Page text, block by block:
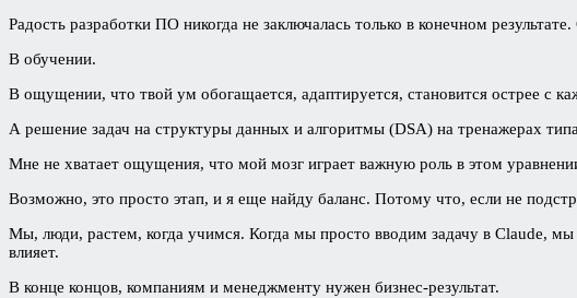
Радость разработки ПО никогда не заключалась только в конечном
В обучении.
В ощущении, что твой ум обогащается, адаптируется, становится острее с
А решение задач на структуры данных и алгоритмы (DSA) на тренажерах
Мне не хватает ощущения, что мой мозг играет важную роль в этом
Возможно, это просто этап, и я еще найду баланс. Потому что, если не
Мы, люди, растем, когда учимся. Когда мы просто вводим задачу в Claude,
влияет.
В конце концов, компаниям и менеджменту нужен бизнес-результат.